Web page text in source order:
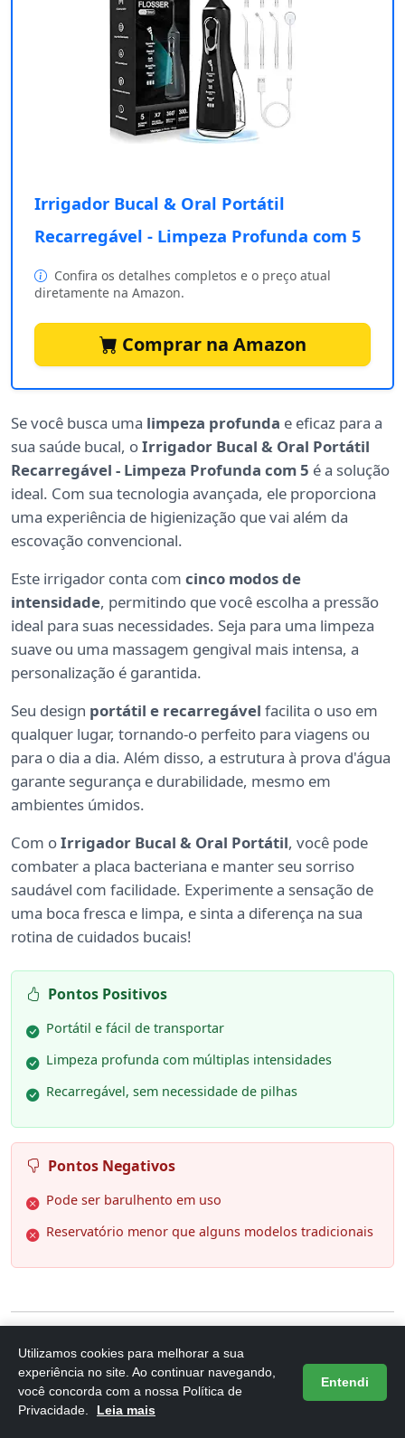
Irrigador Bucal & Oral Portátil
Recarregável - Limpeza Profunda com 5
Confira os detalhes completos e o preço atual
diretamente na Amazon.
Comprar na Amazon
Se você busca uma limpeza profunda e eficaz para a
sua saúde bucal, oIrrigador Bucal & Oral Portátil
Recarregável - Limpeza Profunda com 5 é a solução
ideal. Com sua tecnologia avançada, ele proporciona
uma experiência de higienização que vai além da
escovação convencional.
Este irrigador conta com cinco modos de
intensidade, permitindo que você escolha a pressão
ideal para suas necessidades. Seja para uma limpeza
suave ou uma massagem gengival mais intensa, a
personalização é garantida.
Seu design portátil e recarregável facilita o uso em
qualquer lugar, tornando-o perfeito para viagens ou
para o dia a dia. Além disso, a estrutura à prova d'água
garante segurança e durabilidade, mesmo em
ambientes úmidos.
Com oIrrigador Bucal & Oral Portátil, você pode
combater a placa bacteriana e manter seu sorriso
saudável com facilidade. Experimente a sensação de
uma boca fresca e limpa, e sinta a diferença na sua
rotina de cuidados bucais!
Pontos Positivos
Portátil e fácil de transportar
Limpeza profunda com múltiplas intensidades
Recarregável, sem necessidade de pilhas
Pontos Negativos
Pode ser barulhento em uso
Reservatório menor que alguns modelos tradicionais
6. Irrigador Bucal Portátil, com
Esterilização UV Water Flosser
Elétrico
Utilizamos cookies para melhorar a sua
experiência no site. Ao continuar navegando,
você concorda com a nossa Política de
Privacidade.
Leia mais
Entendi